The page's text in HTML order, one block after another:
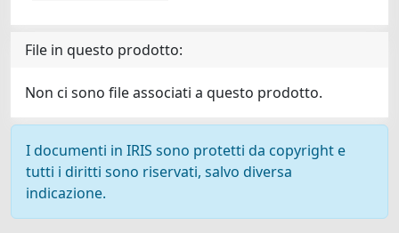
File in questo prodotto:
Non ci sono file associati a questo prodotto.
I documenti in IRIS sono protetti da copyright e
tutti i diritti sono riservati, salvo diversa
indicazione.